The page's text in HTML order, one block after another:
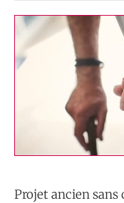
Projet ancien sans